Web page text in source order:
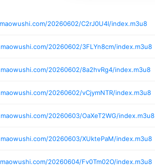
20260602/C2rJ0U4l/index.m3u8
20260602/3FLYn8cm/index.m3u8
20260602/8a2hvRg4/index.m3u8
20260602/vCjymNTR/index.m3u8
20260603/OaXeT2WG/index.m3u8
20260603/XUktePaM/index.m3u8
20260604/Fv0Tm02O/index.m3u8